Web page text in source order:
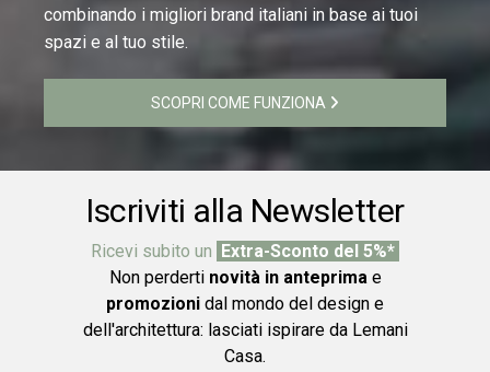
combinando i migliori brand italiani in base ai tuoi
spazi e al tuo stile.
SCOPRI COME FUNZIONA
Iscriviti alla Newsletter
Ricevi subito un Extra-Sconto del 5%*
Non perderti novità in anteprimae
promozioni dal mondo del design e
dell'architettura: lasciati ispirare da Lemani
Casa.